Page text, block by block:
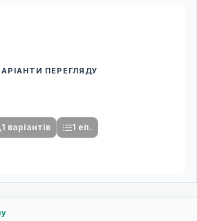
ПЕРЕГЛЯДУ
1 варіантів 1 еп.